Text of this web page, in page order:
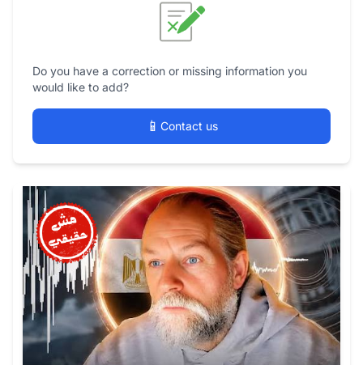
Do you have a correction or missing information you
would like to add?
📱 Contact us